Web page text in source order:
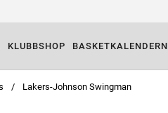
KLUBBSHOP BASKETKALENDERN
Lakers-Johnson Swingman